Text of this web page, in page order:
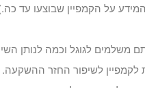
על הקמפיין שבוצעו עד
משלמים לגוגל וכמה לנותן
לקמפיין לשיפור החזר ההשקעה.